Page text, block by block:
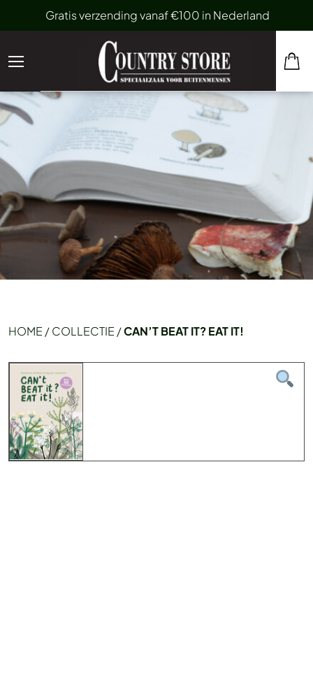
Gratis verzending vanaf €100 in Nederland
HOME /COLLECTIE /CAN’T BEAT IT? EAT IT!